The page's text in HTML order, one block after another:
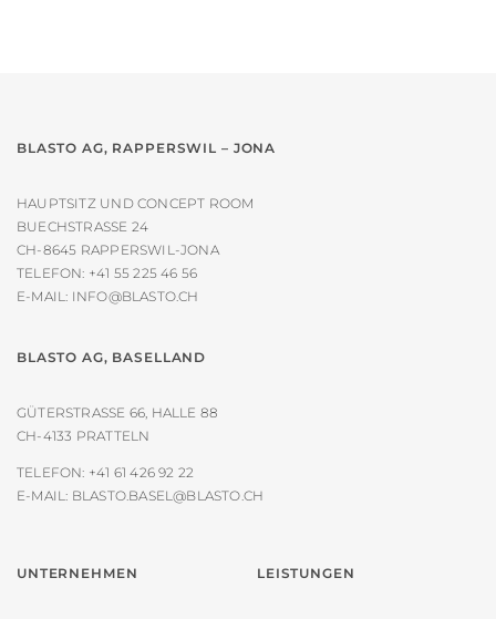
BLASTO AG, RAPPERSWIL – JONA
HAUPTSITZ UND CONCEPT ROOM
BUECHSTRASSE 24
CH-8645 RAPPERSWIL-JONA
TELEFON: +41 55 225 46 56
E-MAIL: INFO@BLASTO.CH
BLASTO AG, BASELLAND
GÜTERSTRASSE 66, HALLE 88
CH-4133 PRATTELN
TELEFON: +41 61 426 92 22
E-MAIL: BLASTO.BASEL@BLASTO.CH
UNTERNEHMEN LEISTUNGEN